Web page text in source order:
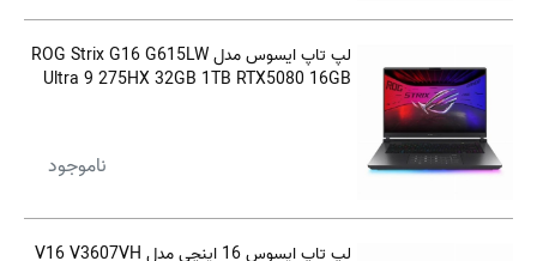
لپ تاپ ایسوس مدل ROG Strix G16 G615LW
Ultra 9 275HX 32GB 1TB RTX5080 16GB
ناموجود
لپ تاپ ایسوس 16 اینچی مدل V16 V3607VH